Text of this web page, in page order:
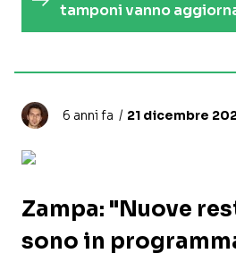
tamponi vanno
6 anni fa 21 dicembre
Zampa: "Nuove
sono in